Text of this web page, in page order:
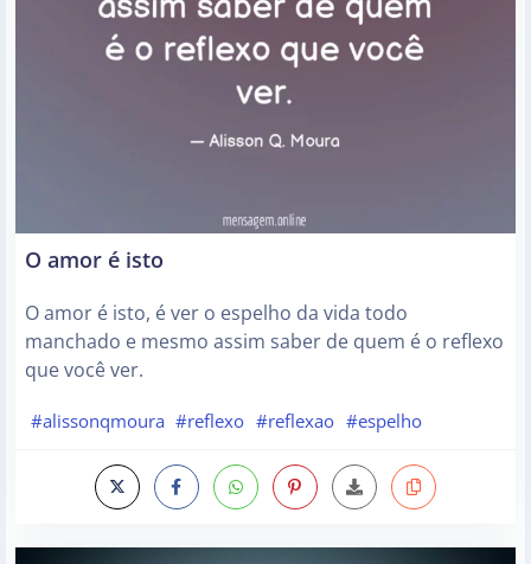
O amor é isto
O amor é isto, é ver o espelho da vida todo
manchado e mesmo assim saber de quem é o reflexo
que você ver.
#alissonqmoura #reflexo #reflexao #espelho